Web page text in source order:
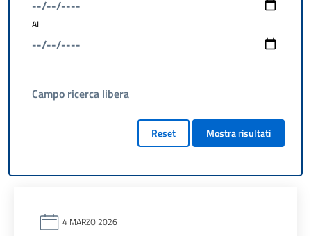
Al
Campo ricerca libera
Reset Mostra risultati
4 MARZO 2026